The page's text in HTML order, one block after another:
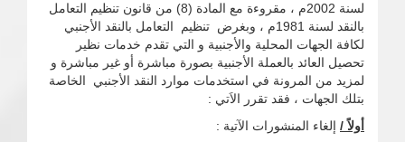
لسنة 2002م ، مقروءة مع المادة (8) من قانون تنظيم التعامل
بالنقد لسنة 1981م ، وبغرض تنظيم التعامل بالنقد الأجنبي
لكافة الجهات المحلية والأجنبية و التي تقدم خدمات نظير
تحصيل العائد بالعملة الأجنبية بصورة مباشرة أو غير مباشرة و
لمزيد من المرونة في استخدمات موارد النقد الأجنبي الخاصة
بتلك الجهات ، فقد تقرر الاَتي :
أولاً / إلغاء المنشورات الآتية :